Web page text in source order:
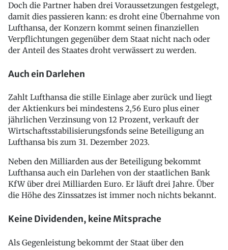
Doch die Partner haben drei Voraussetzungen festgelegt,
damit dies passieren kann: es droht eine Übernahme von
Lufthansa, der Konzern kommt seinen finanziellen
Verpflichtungen gegenüber dem Staat nicht nach oder
der Anteil des Staates droht verwässert zu werden.
Auch ein Darlehen
Zahlt Lufthansa die stille Einlage aber zurück und liegt
der Aktienkurs bei mindestens 2,56 Euro plus einer
jährlichen Verzinsung von 12 Prozent, verkauft der
Wirtschaftsstabilisierungsfonds seine Beteiligung an
Lufthansa bis zum 31. Dezember 2023.
Neben den Milliarden aus der Beteiligung bekommt
Lufthansa auch ein Darlehen von der staatlichen Bank
KfW über drei Milliarden Euro. Er läuft drei Jahre. Über
die Höhe des Zinssatzes ist immer noch nichts bekannt.
Keine Dividenden, keine Mitsprache
Als Gegenleistung bekommt der Staat über den